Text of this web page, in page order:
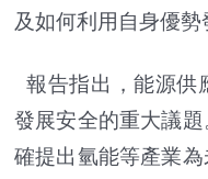
及如何利用自身優勢
報告指出，能源供
發展安全的重大議
確提出氫能等產業